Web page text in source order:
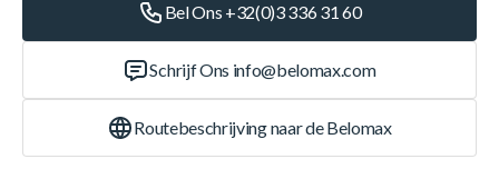
Bel Ons +32(0)3 336 31 60
Schrijf Ons info@belomax.com
Routebeschrijving naar de Belomax